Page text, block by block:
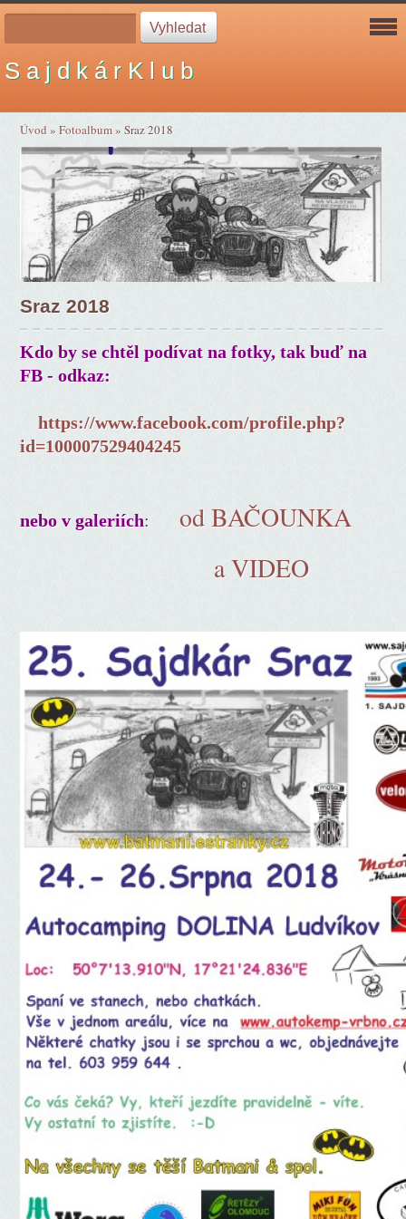
S a j d k á r K l u b
Úvod »Fotoalbum»Sraz 2018
Sraz 2018
Kdo by se chtěl podívat na fotky, tak buď na
FB - odkaz:
https://www.facebook.com/profile.php?
id=100007529404245
nebo v galeriích:od BAČOUNKA
a VIDEO